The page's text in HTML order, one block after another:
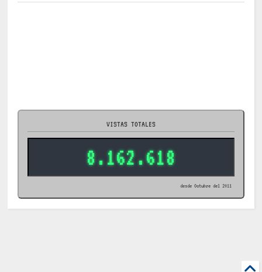
VISTAS TOTALES
8.162.618
desde Octubre del 2011